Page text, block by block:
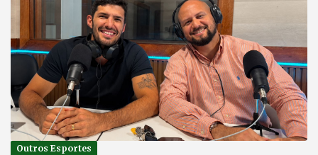
Outros Esportes